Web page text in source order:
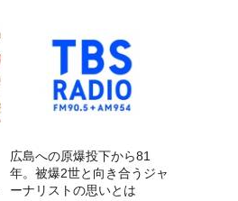
広島への原爆投下から81
年。被爆2世と向き合うジャ
ーナリストの思いとは